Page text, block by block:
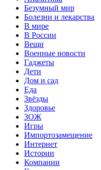
Безумный мир
Болезни и лекарства
В мире
В России
Вещи
Военные новости
Гаджеты
Дети
Дом и сад
Еда
Звёзды
Здоровье
ЗОЖ
Игры
Импортозамещение
Интернет
Истории
Компании